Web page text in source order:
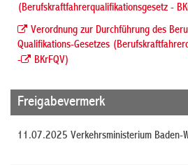
(Berufskraftfahrerqualifikationsgesetz -
Verordnung zur Durchführung des
Qualifikations-Gesetzes
-
BKrFQV)
Freigabevermerk
11.07.2025 Verkehrsministerium Baden-